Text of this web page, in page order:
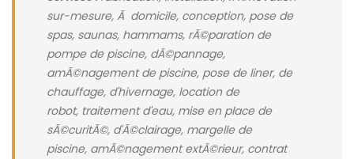
sur-mesure, Ã domicile, conception, pose de
spas, saunas, hammams, rÃ©paration de
pompe de piscine, dÃ©pannage,
amÃ©nagement de piscine, pose de liner, de
chauffage, d'hivernage, location de
robot, traitement d'eau, mise en place de
sÃ©curitÃ©, d'Ã©clairage, margelle de
piscine, amÃ©nagement extÃ©rieur, contrat